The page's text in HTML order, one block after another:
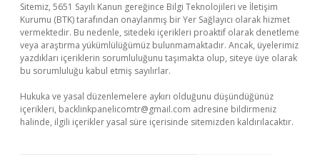
Sitemiz, 5651 Sayılı Kanun gereğince Bilgi Teknolojileri ve İletişim
Kurumu (BTK) tarafından onaylanmış bir Yer Sağlayıcı olarak hizmet
vermektedir. Bu nedenle, sitedeki içerikleri proaktif olarak denetleme
veya araştırma yükümlülüğümüz bulunmamaktadır. Ancak, üyelerimiz
yazdıkları içeriklerin sorumluluğunu taşımakta olup, siteye üye olarak
bu sorumluluğu kabul etmiş sayılırlar.
Hukuka ve yasal düzenlemelere aykırı olduğunu düşündüğünüz
içerikleri, backlinkpanelicomtr@gmail.com adresine bildirmeniz
halinde, ilgili içerikler yasal süre içerisinde sitemizden kaldırılacaktır.